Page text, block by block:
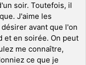
soir. Toutefois, il
J'aime les
avant que l'on
et en soirée. On peut
me connaître,
ce que je